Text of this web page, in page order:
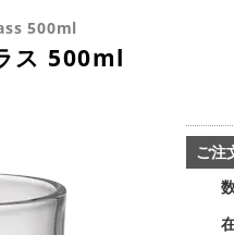
500ml
ス 500ml
ご注